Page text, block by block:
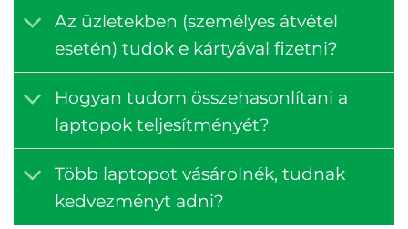
Az üzletekben (személyes átvétel
esetén) tudok e kártyával fizetni?
Hogyan tudom összehasonlítani a
laptopok teljesítményét?
Több laptopot vásárolnék, tudnak
kedvezményt adni?